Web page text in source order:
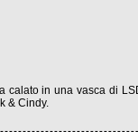
in una vasca di
& Cindy.